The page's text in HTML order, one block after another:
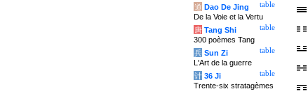
table
道 Dao De Jing
De la Voie et la Vertu
table
唐 Tang Shi
300 poèmes Tang
table
兵 Sun Zi
L'Art de la guerre
table
计 36 Ji
Trente-six stratagèmes